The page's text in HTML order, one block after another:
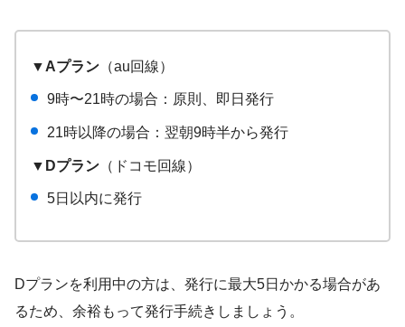
▼Aプラン （au回線）
9時〜21時の場合：原則、即日発行
21時以降の場合：翌朝9時半から発行
▼Dプラン （ドコモ回線）
5日以内に発行
Dプランを利用中の方は、発行に最大5日かかる場合があ
るため、余裕もって発行手続きしましょう。